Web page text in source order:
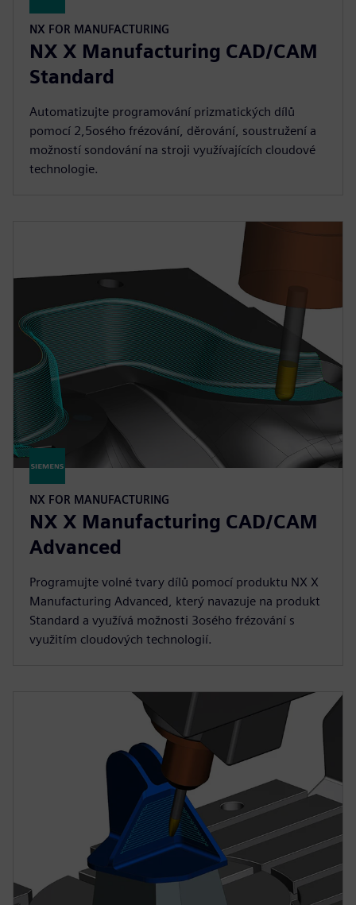
NX FOR MANUFACTURING
NX X Manufacturing CAD/CAM
Standard
Automatizujte programování prizmatických dílů
pomocí 2,5osého frézování, děrování, soustružení a
možností sondování na stroji využívajících cloudové
technologie.
NX FOR MANUFACTURING
NX X Manufacturing CAD/CAM
Advanced
Programujte volné tvary dílů pomocí produktu NX X
Manufacturing Advanced, který navazuje na produkt
Standard a využívá možnosti 3osého frézování s
využitím cloudových technologií.